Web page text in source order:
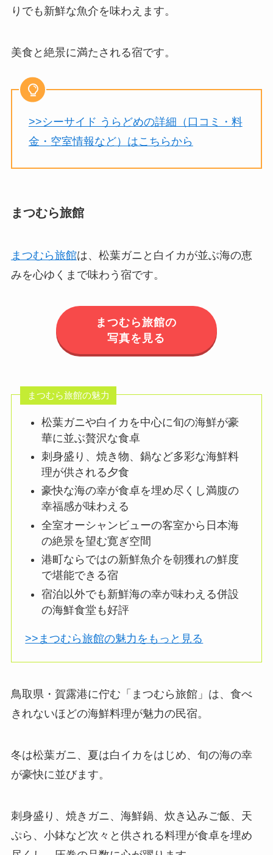
りでも新鮮な魚介を味わえます。
美食と絶景に満たされる宿です。
>>シーサイド うらどめの詳細（口コミ・料
金・空室情報など）はこちらから
まつむら旅館
まつむら旅館は、松葉ガニと白イカが並ぶ海の恵
みを心ゆくまで味わう宿です。
まつむら旅館の
写真を見る
まつむら旅館の魅力
松葉ガニや白イカを中心に旬の海鮮が豪
華に並ぶ贅沢な食卓
刺身盛り、焼き物、鍋など多彩な海鮮料
理が供される夕食
豪快な海の幸が食卓を埋め尽くし満腹の
幸福感が味わえる
全室オーシャンビューの客室から日本海
の絶景を望む寛ぎ空間
港町ならではの新鮮魚介を朝獲れの鮮度
で堪能できる宿
宿泊以外でも新鮮海の幸が味わえる併設
の海鮮食堂も好評
>>まつむら旅館の魅力をもっと見る
鳥取県・賀露港に佇む「まつむら旅館」は、食べ
きれないほどの海鮮料理が魅力の民宿。
冬は松葉ガニ、夏は白イカをはじめ、旬の海の幸
が豪快に並びます。
刺身盛り、焼きガニ、海鮮鍋、炊き込みご飯、天
ぷら、小鉢など次々と供される料理が食卓を埋め